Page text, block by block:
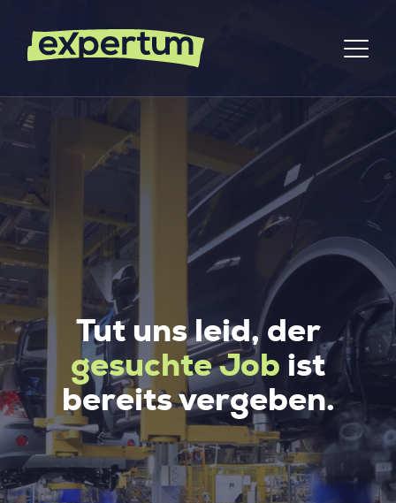
Tut uns leid, der
gesuchte Job ist
bereits vergeben.